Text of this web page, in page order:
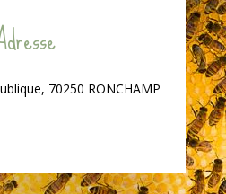
70250 RONCHAMP